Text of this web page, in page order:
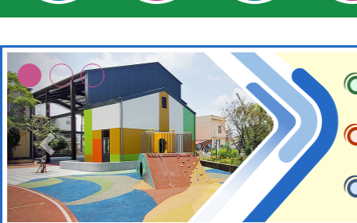
本校115學年度第2次